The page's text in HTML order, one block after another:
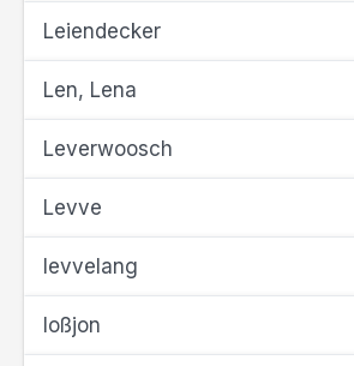
Leiendecker
Len, Lena
Leverwoosch
Levve
levvelang
loßjon